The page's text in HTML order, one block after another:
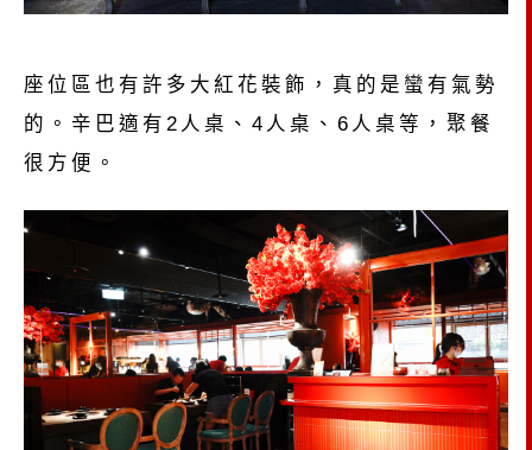
座位區也有許多大紅花裝飾，真的是蠻有氣勢
的。辛巴適有2人桌、4人桌、6人桌等，聚餐
很方便。